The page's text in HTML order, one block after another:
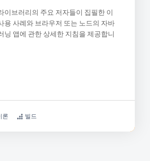
이브러리의 주요 저자들이 집필한 이
용 사례와 브라우저 또는 노드의 자바
닝 앱에 관한 상세한 지침을 제공합니
론 빌드